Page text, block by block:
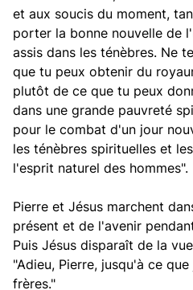
et aux soucis du moment,
porter la bonne nouvelle de
assis dans les ténèbres. Ne
que tu peux obtenir du
plutôt de ce que tu peux
dans une grande pauvreté
pour le combat d'un jour
les ténèbres spirituelles et
l'esprit naturel des hommes".
Pierre et Jésus marchent
présent et de l'avenir
Puis Jésus disparaît de la
"Adieu, Pierre, jusqu'à ce
frères."